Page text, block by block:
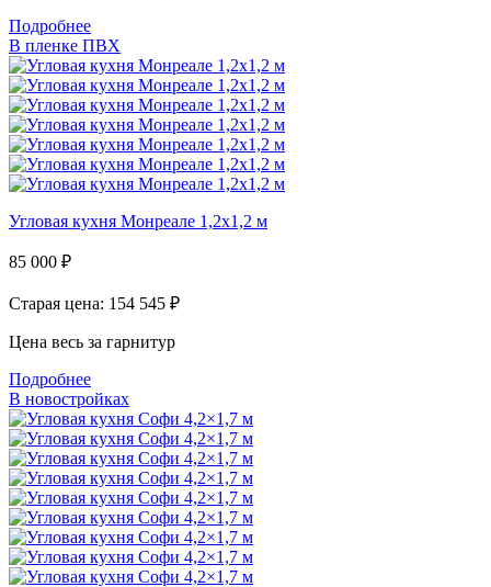
Подробнее
В пленке ПВХ
Угловая кухня Монреале 1,2х1,2 м
85 000 ₽
Старая цена: 154 545 ₽
Цена весь за гарнитур
Подробнее
В новостройках